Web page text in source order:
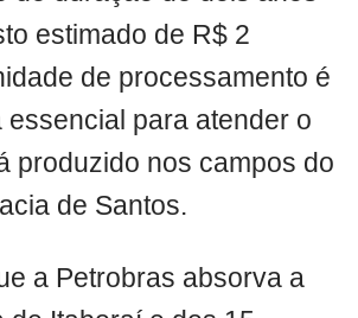
estimado de R$ 2
de processamento é
essencial para atender o
produzido nos campos do
de Santos.
a Petrobras absorva a